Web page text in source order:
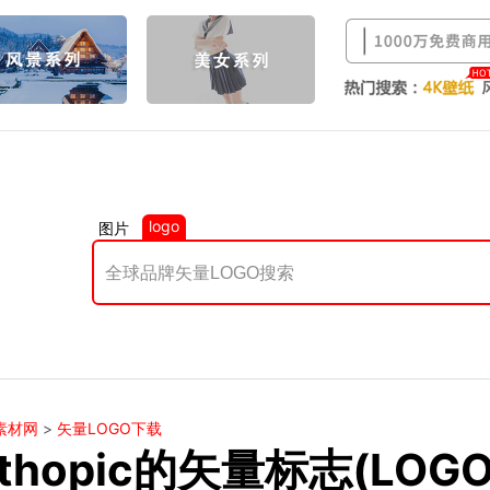
图片 logo
材网 > 矢量LOGO下载
的矢量标志